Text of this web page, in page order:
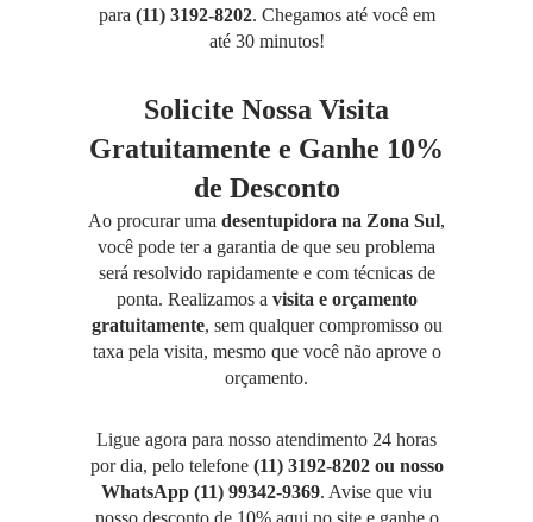
para (11) 3192-8202. Chegamos até você em
até 30 minutos!
Solicite Nossa Visita
Gratuitamente e Ganhe 10%
de Desconto
Ao procurar uma desentupidora na Zona Sul,
você pode ter a garantia de que seu problema
será resolvido rapidamente e com técnicas de
ponta. Realizamos a visita e orçamento
gratuitamente, sem qualquer compromisso ou
taxa pela visita, mesmo que você não aprove o
orçamento.
Ligue agora para nosso atendimento 24 horas
por dia, pelo telefone (11) 3192-8202 ou nosso
WhatsApp (11) 99342-9369. Avise que viu
nosso desconto de 10% aqui no site e ganhe o